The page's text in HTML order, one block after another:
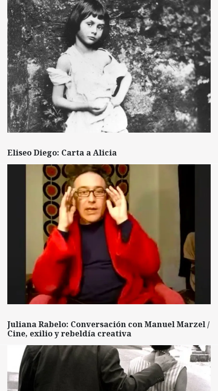
Eliseo Diego: Carta a Alicia
Juliana Rabelo: Conversación con Manuel Marzel /
Cine, exilio y rebeldía creativa